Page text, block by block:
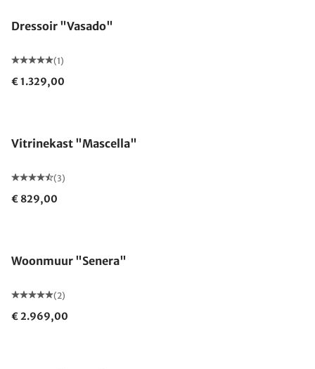
Dressoir "Vasado"
(1)
€ 1.329,00
Vitrinekast "Mascella"
(3)
€ 829,00
Woonmuur "Senera"
(2)
€ 2.969,00